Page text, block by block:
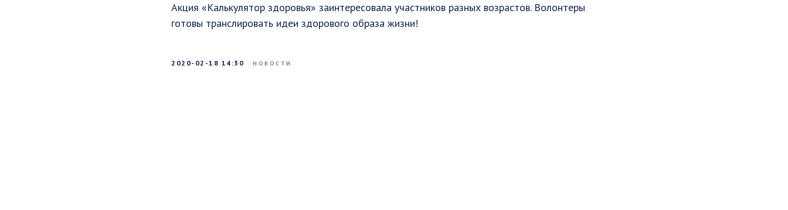
Акция «Калькулятор здоровья» заинтересовала участников разных возрастов. Волонтеры
готовы транслировать идеи здорового образа жизни!
2020-02-18 14:30 НОВОСТИ